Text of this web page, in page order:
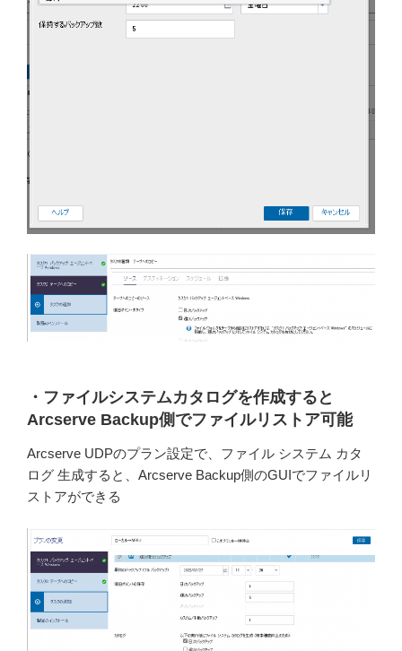
・ファイルシステムカタログを作成すると
Arcserve Backup側でファイルリストア可能
Arcserve UDPのプラン設定で、ファイル システム カタ
ログ 生成すると、Arcserve Backup側のGUIでファイルリ
ストアができる